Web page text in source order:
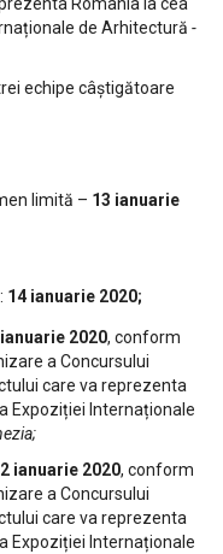
de Arhitectură -
echipe câștigătoare
limită – 13 ianuarie
14 ianuarie 2020;
2020, conform
a Concursului
care va reprezenta
Expoziției Internaționale
ianuarie 2020, conform
a Concursului
care va reprezenta
Expoziției Internaționale